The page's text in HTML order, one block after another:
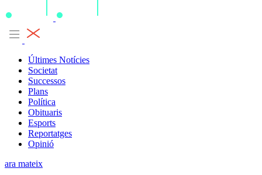
Últimes Notícies
Societat
Successos
Plans
Política
Obituaris
Esports
Reportatges
Opinió
ara mateix